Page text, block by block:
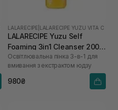
LALARECIPE LALARECIPE YUZU VITA C
LALARECIPE Yuzu Self
Foaming 3in1 Cleanser 200
мл
Освітлювальна пінка 3-в-1 для
вмивання з екстрактом юдзу
980₴